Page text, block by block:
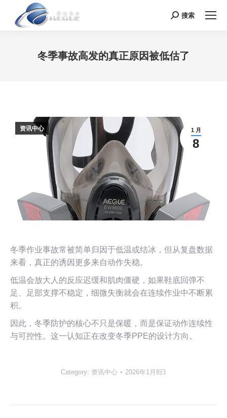
Search:
搜索
冬季事故高发的真正原因被低估了
1 月
8
资讯中心
冬季作业事故常被简单归因于低温或结冰，但从复盘数据
来看，真正的诱因更多来自动作失稳。
低温会放大人的反应迟缓和肌肉僵硬，如果鞋底回弹不
足、足部支撑不稳定，细微失衡就会在连续作业中不断累
积。
因此，冬季防护的核心不只是保暖，而是保证动作连续性
与可控性。这一认知正在改变冬季PPE的设计方向。
Category: 资讯中心 2026年1月8日